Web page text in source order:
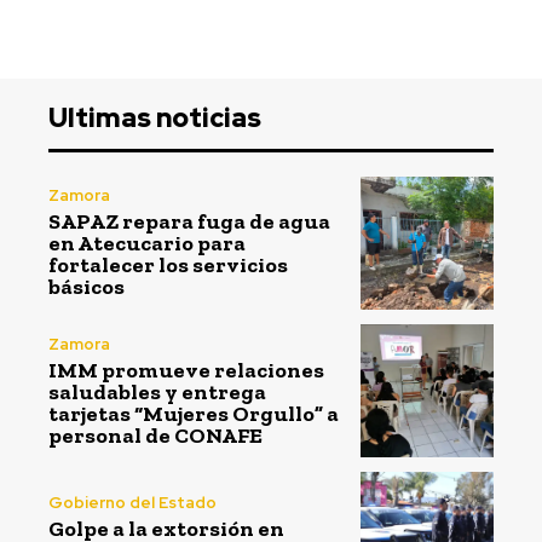
Ultimas noticias
Zamora
SAPAZ repara fuga de agua
en Atecucario para
fortalecer los servicios
básicos
Zamora
IMM promueve relaciones
saludables y entrega
tarjetas “Mujeres Orgullo” a
personal de CONAFE
Gobierno del Estado
Golpe a la extorsión en